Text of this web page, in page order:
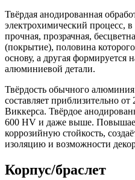
Твёрдая анодированная
электрохимический процесс, в
прочная, прозрачная,
(покрытие), половина
основу, а другая формируется
алюминиевой детали.
Твёрдость обычного
составляет приблизительно
Виккерса. Твёрдое
600 HV и даже выше.
коррозийную стойкость,
изоляцию и возможности
Корпус/браслет